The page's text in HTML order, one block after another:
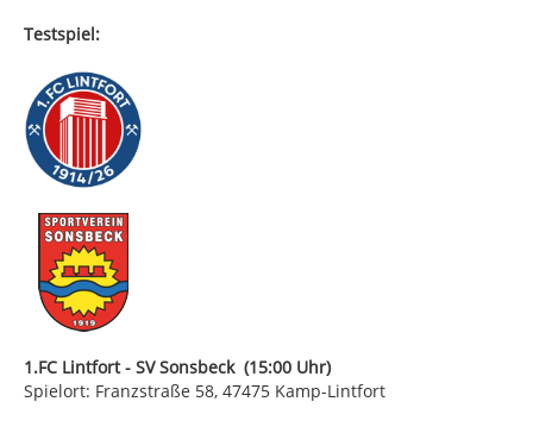
Testspiel:
1.FC Lintfort - SV Sonsbeck (15:00 Uhr)
Spielort: Franzstraße 58, 47475 Kamp-Lintfort